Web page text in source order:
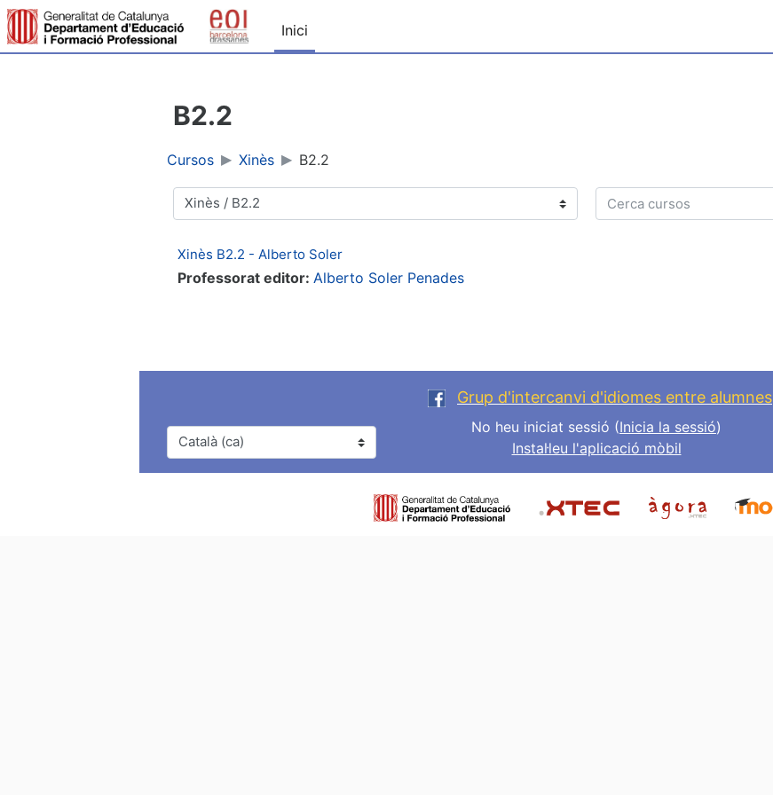
Ves al contingut principal
Inici
B2.2
Cursos Xinès B2.2
Categories de cursos
Cerca cursos
Xinès B2.2 - Alberto Soler
Professorat editor: Alberto Soler Penades
Idioma
Grup d'intercanvi d'idiomes entre alumnes
No heu iniciat sessió (Inicia la sessió)
Instal·leu l'aplicació mòbil